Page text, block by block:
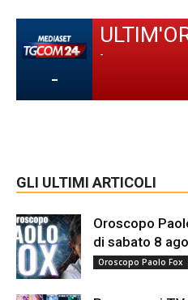
-
-
GLI ULTIMI ARTICOLI
Oroscopo
di sabato 8
Oroscopo Paolo Fox